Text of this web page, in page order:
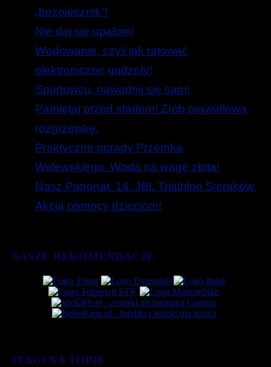
„bezpiecznik”!
Nie daj się upałom!
Wodowanie, czyli jak ratować
elektroniczne gadżety!
Sportowcu, nawodnij się sam!
Pamiętaj przed startem! Zrób prawidłową
rozgrzewkę.
Praktyczne porady Przemka
Walewskiego. Woda na wagę złota!
Nasz Patronat. 14. JBL Triathlon Sieraków.
Akcja pomocy dzieciom!
NASZE REKOMENDACJE
#TAGI NA TOPIE